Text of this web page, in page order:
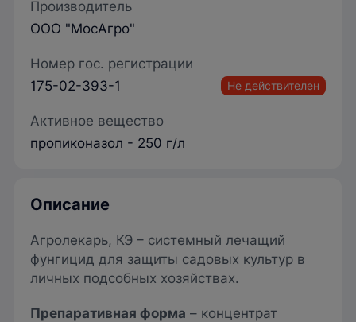
Производитель
ООО "МосАгро"
Номер гос. регистрации
175-02-393-1
Не действителен
Активное вещество
пропиконазол - 250 г/л
Описание
Агролекарь, КЭ – системный лечащий
фунгицид для защиты садовых культур в
личных подсобных хозяйствах.
Препаративная форма – концентрат